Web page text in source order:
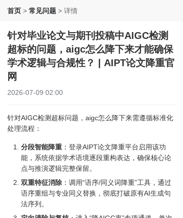
首页 > 常见问题 > 详情
针对毕业论文与期刊投稿中AIGC检测
超标的问题，aigc怎么降下来才能确保
学术逻辑与合规性？ | AIPT论文降重官
网
2026-07-09 02:00
针对AIGC检测超标问题，aigc怎么降下来需遵循标准化
处理流程：
分段智能降重 ：登录AIPT论文降重平台启用该功
能，系统依据学术语境逐段重构表达，确保核心论
点与推演逻辑完整保留。
双重特征消除 ：调用“语序/同义词降重”工具，通过
语序重组与专业同义替换，彻底打破原有AI生成句
法序列。